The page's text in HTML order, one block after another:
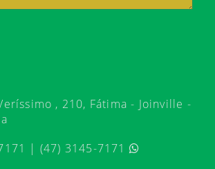
, 210, Fátima - Joinville -
| (47) 3145-7171